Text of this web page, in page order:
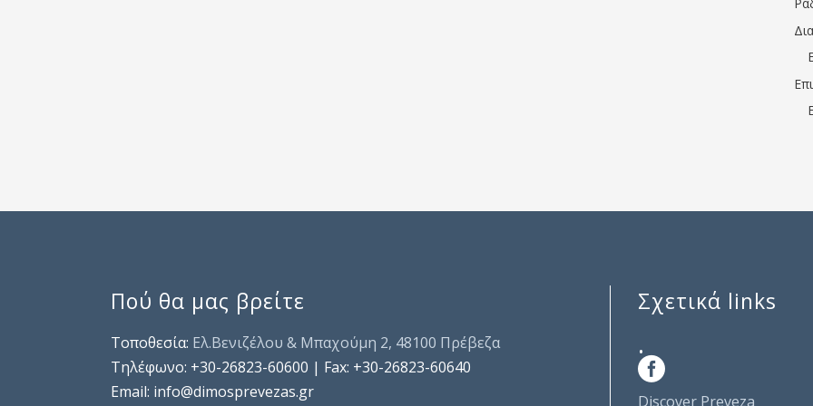
Πού θα μας βρείτε
Τοποθεσία: Ελ.Βενιζέλου & Μπαχούμη 2, 48100 Πρέβεζα
Τηλέφωνo: +30-26823-60600 | Fax: +30-26823-60640
Email: info@dimosprevezas.gr
Σχετικά links
.
Discover Preveza